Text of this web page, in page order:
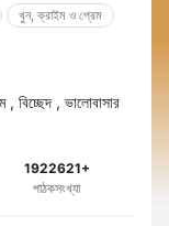
খুন, ক্রাইম ও প্রেম
বিচ্ছেদ , ভালোবাসার
1922621+
পাঠকসংখ্যা